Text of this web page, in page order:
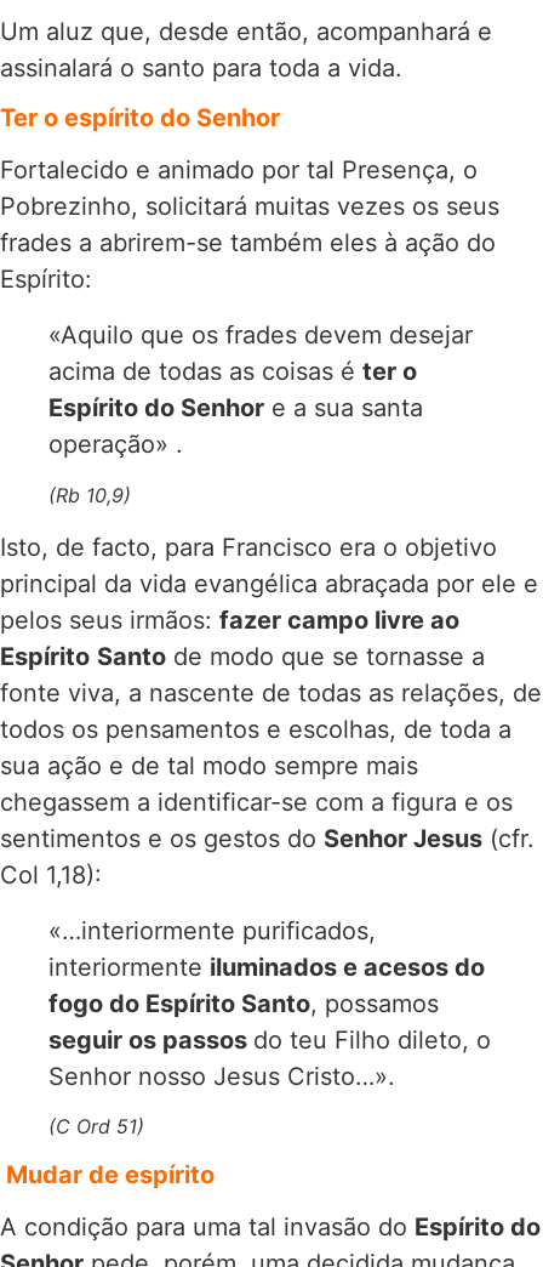
Um aluz que, desde então, acompanhará e
assinalará o santo para toda a vida.
Ter o espírito do Senhor
Fortalecido e animado por tal Presença, o
Pobrezinho, solicitará muitas vezes os seus
frades a abrirem-se também eles à ação do
Espírito:
«Aquilo que os frades devem desejar
acima de todas as coisas é ter o
Espírito do Senhor e a sua santa
operação» .
(Rb 10,9)
Isto, de facto, para Francisco era o objetivo
principal da vida evangélica abraçada por ele e
pelos seus irmãos: fazer campo livre ao
Espírito Santo de modo que se tornasse a
fonte viva, a nascente de todas as relações, de
todos os pensamentos e escolhas, de toda a
sua ação e de tal modo sempre mais
chegassem a identificar-se com a figura e os
sentimentos e os gestos do Senhor Jesus (cfr.
Col 1,18):
«…interiormente purificados,
interiormente iluminados e acesos do
fogo do Espírito Santo, possamos
seguir os passos do teu Filho dileto, o
Senhor nosso Jesus Cristo…».
(C Ord 51)
Mudar de espírito
A condição para uma tal invasão do Espírito do